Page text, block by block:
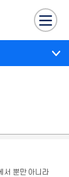
서 뿐만 아니라